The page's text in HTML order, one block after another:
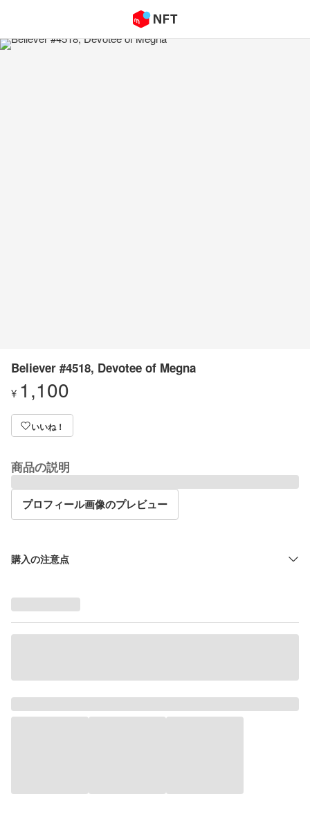
Believer #4518, Devotee of Megna
¥ 1,100
いいね！
商品の説明
プロフィール画像のプレビュー
購入の注意点